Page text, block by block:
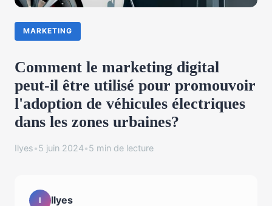
MARKETING
Comment le marketing digital
peut-il être utilisé pour promouvoir
l'adoption de véhicules électriques
dans les zones urbaines?
Ilyes•5 juin 2024•5 min de lecture
I Ilyes